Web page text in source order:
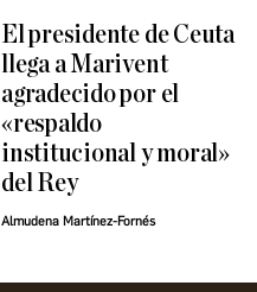
El presidente de Ceuta
llega a Marivent
agradecido por el
«respaldo
institucional y moral»
del Rey
Almudena Martínez-Fornés